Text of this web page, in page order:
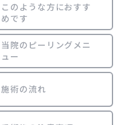
このような方におすす
めです
当院のピーリングメニ
ュー
施術の流れ